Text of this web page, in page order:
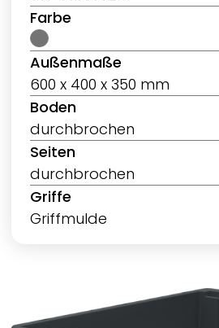
Farbe
Außenmaße
600 x 400 x 350 mm
Boden
durchbrochen
Seiten
durchbrochen
Griffe
Griffmulde